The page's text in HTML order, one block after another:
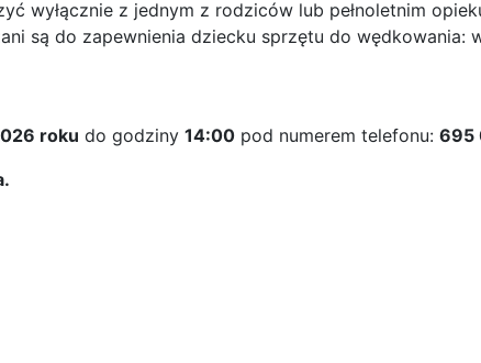
wyłącznie z jednym z rodziców lub pełnoletnim
są do zapewnienia dziecku sprzętu do wędkowania:
roku do godziny 14:00 pod numerem telefonu: 695